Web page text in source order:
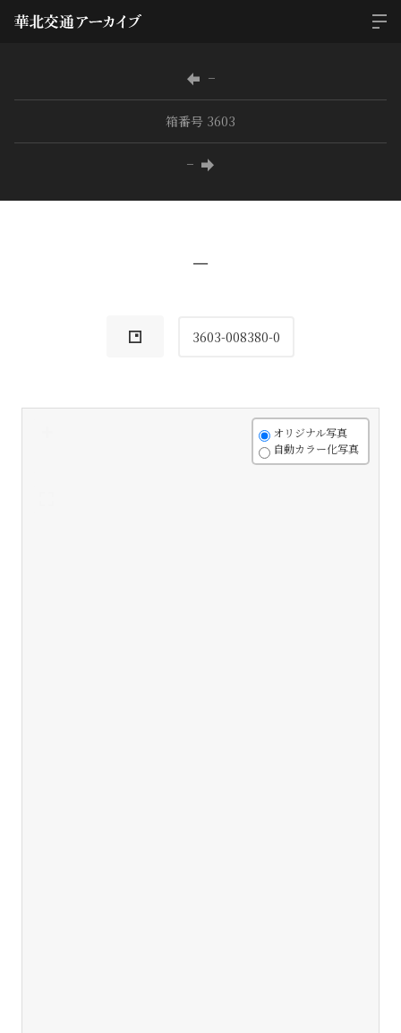
−
箱番号 3603
−
−
3603-008380-0
オリジナル写真
自動カラー化写真